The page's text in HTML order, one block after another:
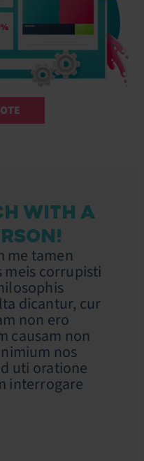
WITH A
me tamen
corrupisti
dicantur, cur
non ero
causam non
nos
uti oratione
interrogare